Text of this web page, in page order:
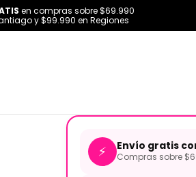
en compras sobre $69.990
y $99.990 en Regiones
de Audio Interfaz de Audio USB
⚡ Envío gratis con
Compras sobre